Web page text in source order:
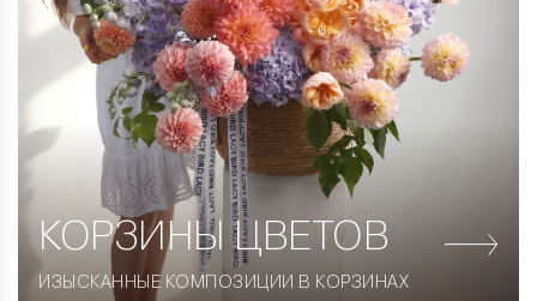
КОРЗИНЫ ЦВЕТОВ
ИЗЫСКАННЫЕ КОМПОЗИЦИИ В КОРЗИНАХ